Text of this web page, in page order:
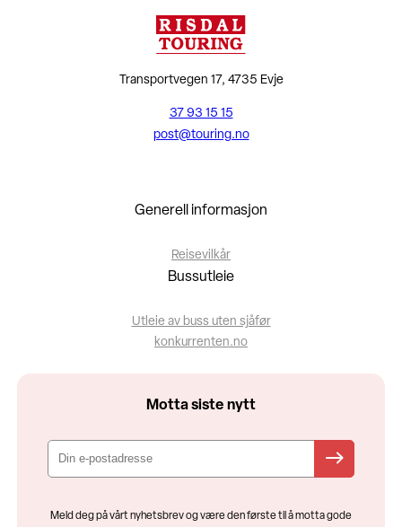
Transportvegen 17, 4735 Evje
37 93 15 15
post@touring.no
Generell informasjon
Reisevilkår
Bussutleie
Utleie av buss uten sjåfør
konkurrenten.no
Motta siste nytt
Meld deg på vårt nyhetsbrev og være den første til å motta gode